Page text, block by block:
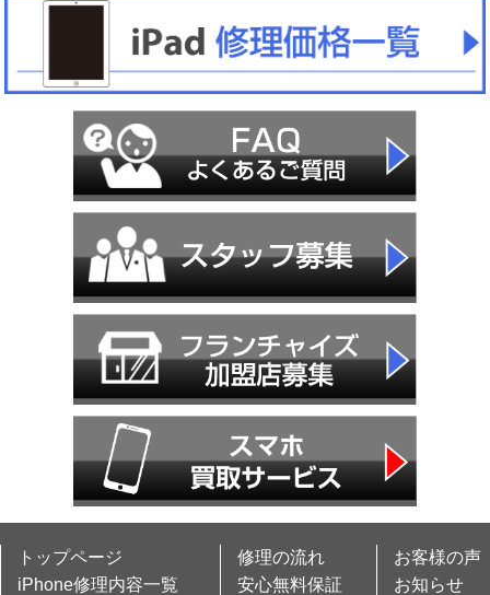
トップページ
iPhone修理内容一覧
修理の流れ
安心無料保証
お客様の声
お知らせ